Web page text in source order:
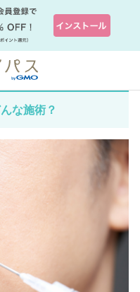
な施術？